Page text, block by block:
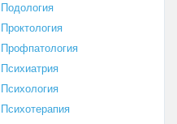
Подология
Проктология
Профпатология
Психиатрия
Психология
Психотерапия